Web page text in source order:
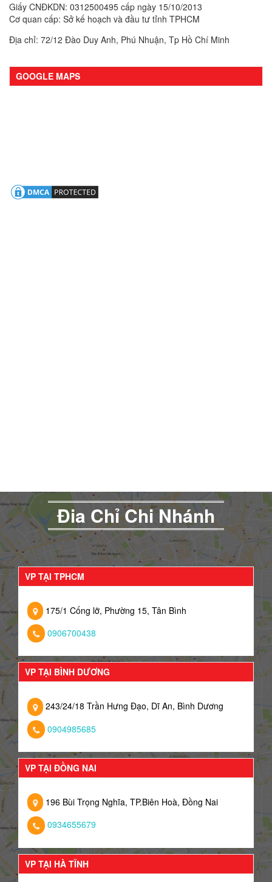
Giấy CNĐKDN: 0312500495 cấp ngày 15/10/2013
Cơ quan cấp: Sở kế hoạch và đầu tư tỉnh TPHCM
Địa chỉ: 72/12 Đào Duy Anh, Phú Nhuận, Tp Hồ Chí Minh
GOOGLE MAPS
Đia Chỉ Chi Nhánh
VP TẠI TPHCM
175/1 Cống lỡ, Phường 15, Tân Bình
0906700438
VP TẠI BÌNH DƯƠNG
243/24/18 Trần Hưng Đạo, Dĩ An, Bình Dương
0904985685
VP TẠI ĐỒNG NAI
196 Bùi Trọng Nghĩa, TP.Biên Hoà, Đồng Nai
0934655679
VP TẠI HÀ TĨNH